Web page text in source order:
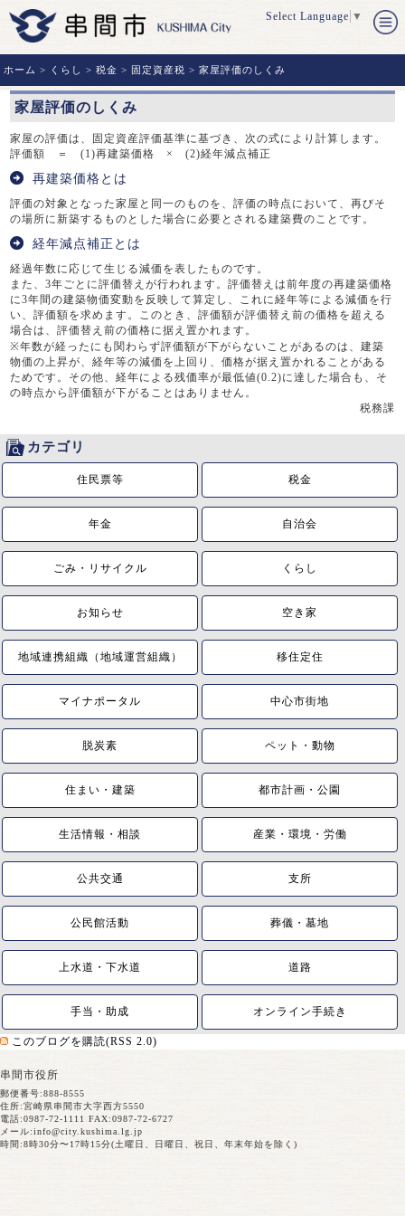
Select Language ▼
ホーム > くらし >税金 > 固定資産税 > 家屋評価のしくみ
家屋評価のしくみ
家屋の評価は、固定資産評価基準に基づき、次の式により計算します。
評価額 ＝ (1)再建築価格 × (2)経年減点補正
再建築価格とは
評価の対象となった家屋と同一のものを、評価の時点において、再びそ
の場所に新築するものとした場合に必要とされる建築費のことです。
経年減点補正とは
経過年数に応じて生じる減価を表したものです。
また、3年ごとに評価替えが行われます。評価替えは前年度の再建築価格
に3年間の建築物価変動を反映して算定し、これに経年等による減価を行
い、評価額を求めます。このとき、評価額が評価替え前の価格を超える
場合は、評価替え前の価格に据え置かれます。
※年数が経ったにも関わらず評価額が下がらないことがあるのは、建築
物価の上昇が、経年等の減価を上回り、価格が据え置かれることがある
ためです。その他、経年による残価率が最低値(0.2)に達した場合も、そ
の時点から評価額が下がることはありません。
税務課
カテゴリ
住民票等 税金
年金 自治会
ごみ・リサイクル くらし
お知らせ 空き家
地域連携組織（地域運営組織） 移住定住
マイナポータル 中心市街地
脱炭素 ペット・動物
住まい・建築 都市計画・公園
生活情報・相談 産業・環境・労働
公共交通 支所
公民館活動 葬儀・墓地
上水道・下水道 道路
手当・助成 オンライン手続き
このブログを購読(RSS 2.0)
串間市役所
郵便番号:888-8555
住所:宮崎県串間市大字西方5550
電話:0987-72-1111 FAX:0987-72-6727
メール:info@city.kushima.lg.jp
時間:8時30分〜17時15分(土曜日、日曜日、祝日、年末年始を除く)